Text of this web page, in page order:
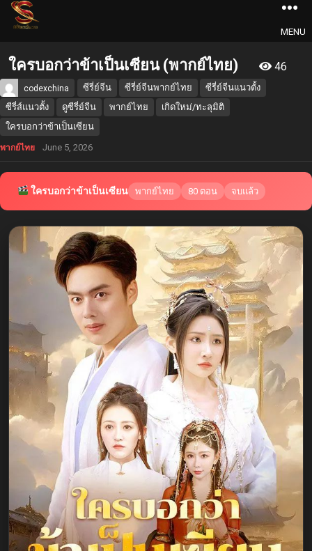
MENU
ใครบอกว่าข้าเป็นเซียน (พากย์ไทย) 46
codexchina ซีรี่ย์จีน ซีรี่ย์จีนพากย์ไทย
ซีรี่ย์จีนแนวตั้ง
ซีรี่ส์แนวตั้ง
ดูซีรี่ย์จีน พากย์ไทย
เกิดใหม่/ทะลุมิติ
ใครบอกว่าข้าเป็นเซียน
พากย์ไทย June 5, 2026
ใครบอกว่าข้าเป็นเซียน พากย์ไทย 80 ตอน จบแล้ว